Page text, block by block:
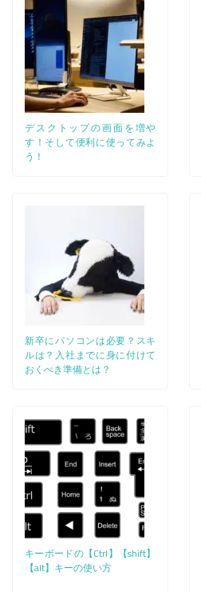
デスクトップの画面を増や
す！そして便利に使ってみよ
う！
新卒にパソコンは必要？スキ
ルは？入社までに身に付けて
おくべき準備とは？
キーボードの【Ctrl】【shift】
【alt】キーの使い方